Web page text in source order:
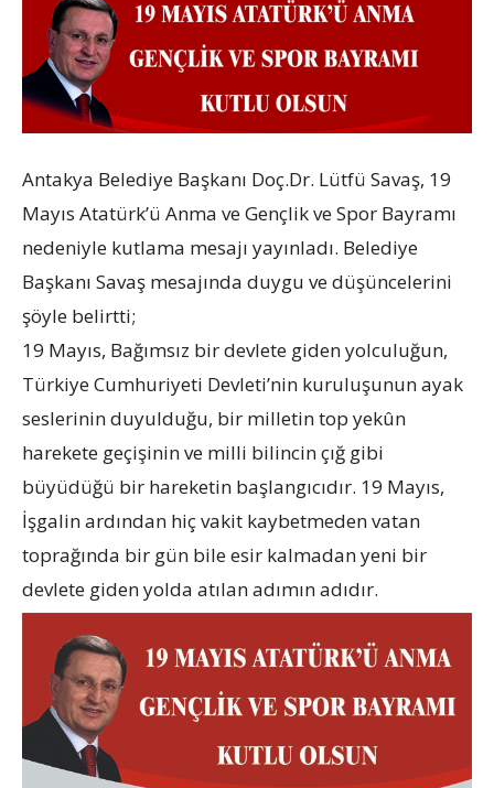
Antakya Belediye Başkanı Doç.Dr. Lütfü Savaş, 19
Mayıs Atatürk’ü Anma ve Gençlik ve Spor Bayramı
nedeniyle kutlama mesajı yayınladı. Belediye
Başkanı Savaş mesajında duygu ve düşüncelerini
şöyle belirtti;
19 Mayıs, Bağımsız bir devlete giden yolculuğun,
Türkiye Cumhuriyeti Devleti’nin kuruluşunun ayak
seslerinin duyulduğu, bir milletin top yekûn
harekete geçişinin ve milli bilincin çığ gibi
büyüdüğü bir hareketin başlangıcıdır. 19 Mayıs,
İşgalin ardından hiç vakit kaybetmeden vatan
toprağında bir gün bile esir kalmadan yeni bir
devlete giden yolda atılan adımın adıdır.